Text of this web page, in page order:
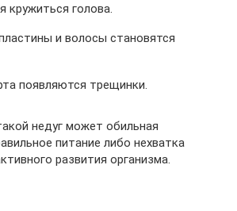
кружиться голова.
и волосы становятся
появляются трещинки.
недуг может обильная
питание либо нехватка
развития организма.